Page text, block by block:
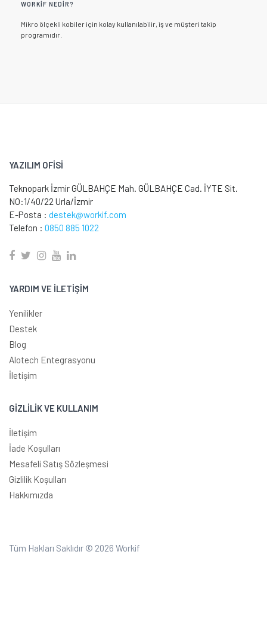
WORKIF NEDIR?
Mikro ölçekli kobiler için kolay kullanılabilir, iş ve müşteri takip
programıdır.
YAZILIM OFİSİ
Teknopark İzmir GÜLBAHÇE Mah. GÜLBAHÇE Cad. İYTE Sit.
NO:1/40/22 Urla/İzmir
E-Posta : destek@workif.com
Telefon : 0850 885 1022
YARDIM VE İLETİŞİM
Yenilikler
Destek
Blog
Alotech Entegrasyonu
İletişim
GİZLİLİK VE KULLANIM
İletişim
İade Koşulları
Mesafeli Satış Sözleşmesi
Gizlilik Koşulları
Hakkımızda
Tüm Hakları Saklıdır © 2026 Workif